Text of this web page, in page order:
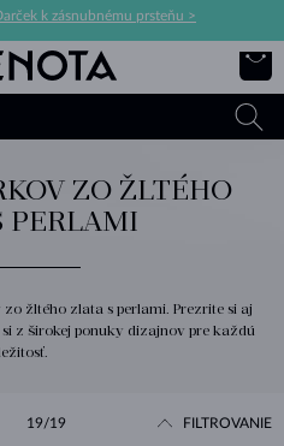
k zásnubnému prsteňu >
ZO ŽLTÉHO
PERLAMI
žltého zlata s perlami. Prezrite si aj
si z širokej ponuky dizajnov pre každú
19/19 FILTROVANIE